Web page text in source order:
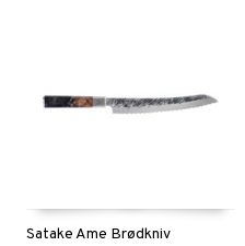
Satake Ame Brødkniv